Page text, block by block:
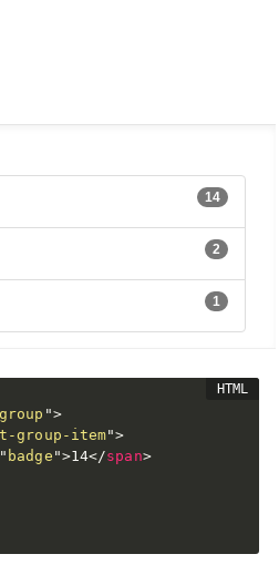
14
2
1
">
group-item">
" badge ">14</span>